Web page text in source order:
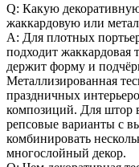
Q: Какую
жаккардовую или
A: Для плотных
подходит
держит форму и
Металлизированная
праздничных
композиций. Для штор
репсовые варианты с
комбинировать
многослойный декор.